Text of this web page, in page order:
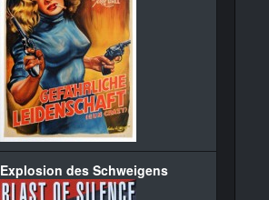
Explosion des Schweigens